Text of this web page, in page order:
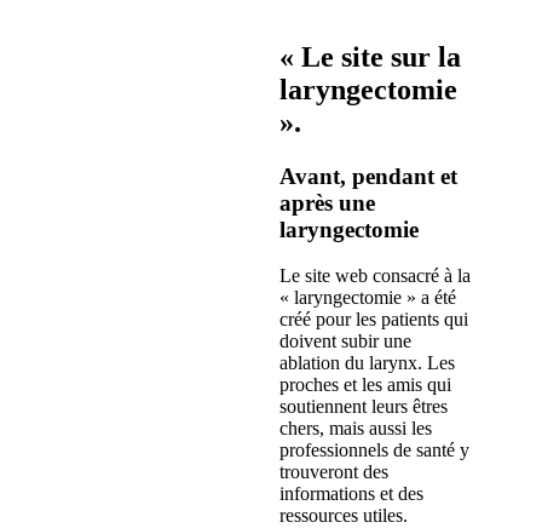
« Le site sur la
laryngectomie
».
Avant, pendant et
après une
laryngectomie
Le site web consacré à la
« laryngectomie » a été
créé pour les patients qui
doivent subir une
ablation du larynx. Les
proches et les amis qui
soutiennent leurs êtres
chers, mais aussi les
professionnels de santé y
trouveront des
informations et des
ressources utiles.